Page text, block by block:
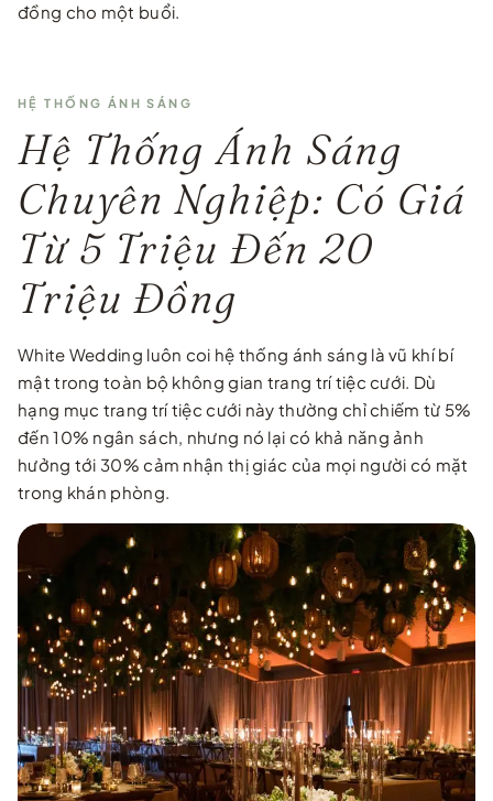
đồng cho một buổi.
HỆ THỐNG ÁNH SÁNG
Hệ Thống Ánh Sáng
Chuyên Nghiệp: Có Giá
Từ 5 Triệu Đến 20
Triệu Đồng
White Wedding luôn coi hệ thống ánh sáng là vũ khí bí
mật trong toàn bộ không gian trang trí tiệc cưới. Dù
hạng mục trang trí tiệc cưới này thường chỉ chiếm từ 5%
đến 10% ngân sách, nhưng nó lại có khả năng ảnh
hưởng tới 30% cảm nhận thị giác của mọi người có mặt
trong khán phòng.